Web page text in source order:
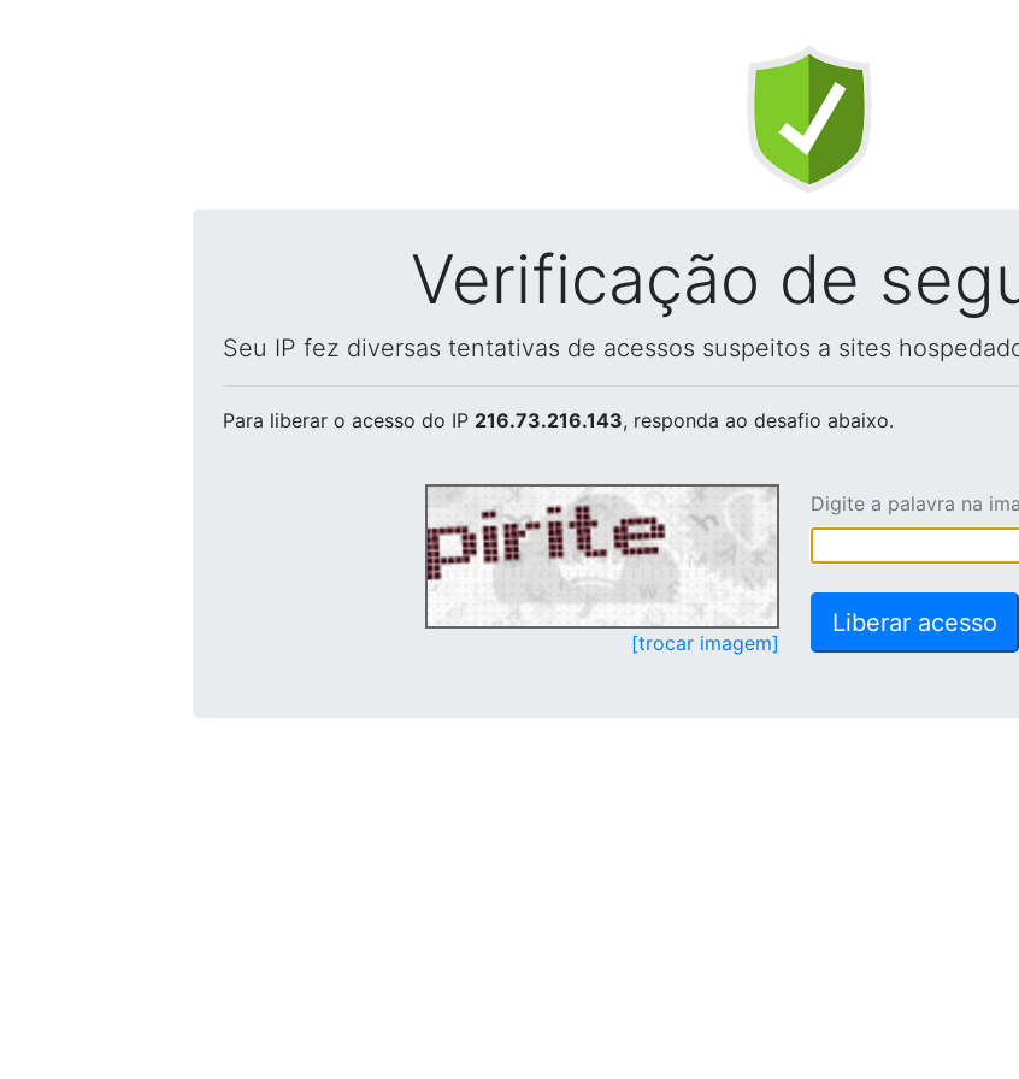
Verificação de
Seu IP fez diversas tentativas de acessos suspeitos a sites
Para liberar o acesso do IP 216.73.216.143, responda ao desafio abaixo.
[trocar imagem]
Digite a palavra na